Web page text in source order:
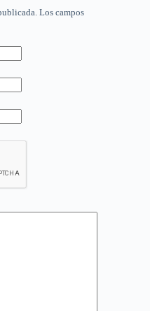
Los campos